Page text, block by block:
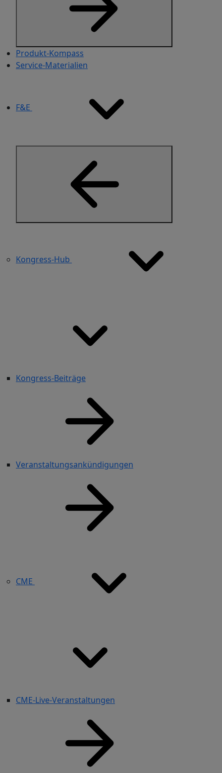
Produkt-Kompass
Service-Materialien​
F&E
Kongress-Hub
Kongress-Beiträge
Veranstaltungsankündigungen
CME
CME-Live-Veranstaltungen